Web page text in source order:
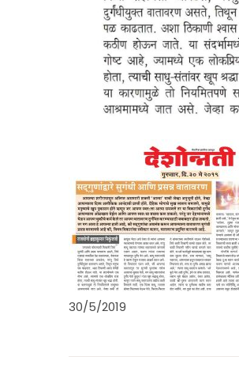
30/5/2019